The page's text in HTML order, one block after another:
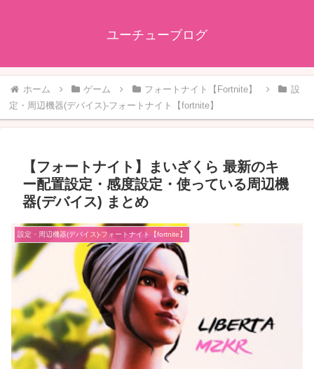
ユーチューブログ
ホーム ゲーム フォートナイト【Fortnite】
設
定・周辺機器(デバイス)-フォートナイト【fortnite】
【フォートナイト】まいざくら 最新のキ
ー配置設定・感度設定・使っている周辺機
器(デバイス) まとめ
設定・周辺機器(デバイス)-フォートナイト【fortnite】